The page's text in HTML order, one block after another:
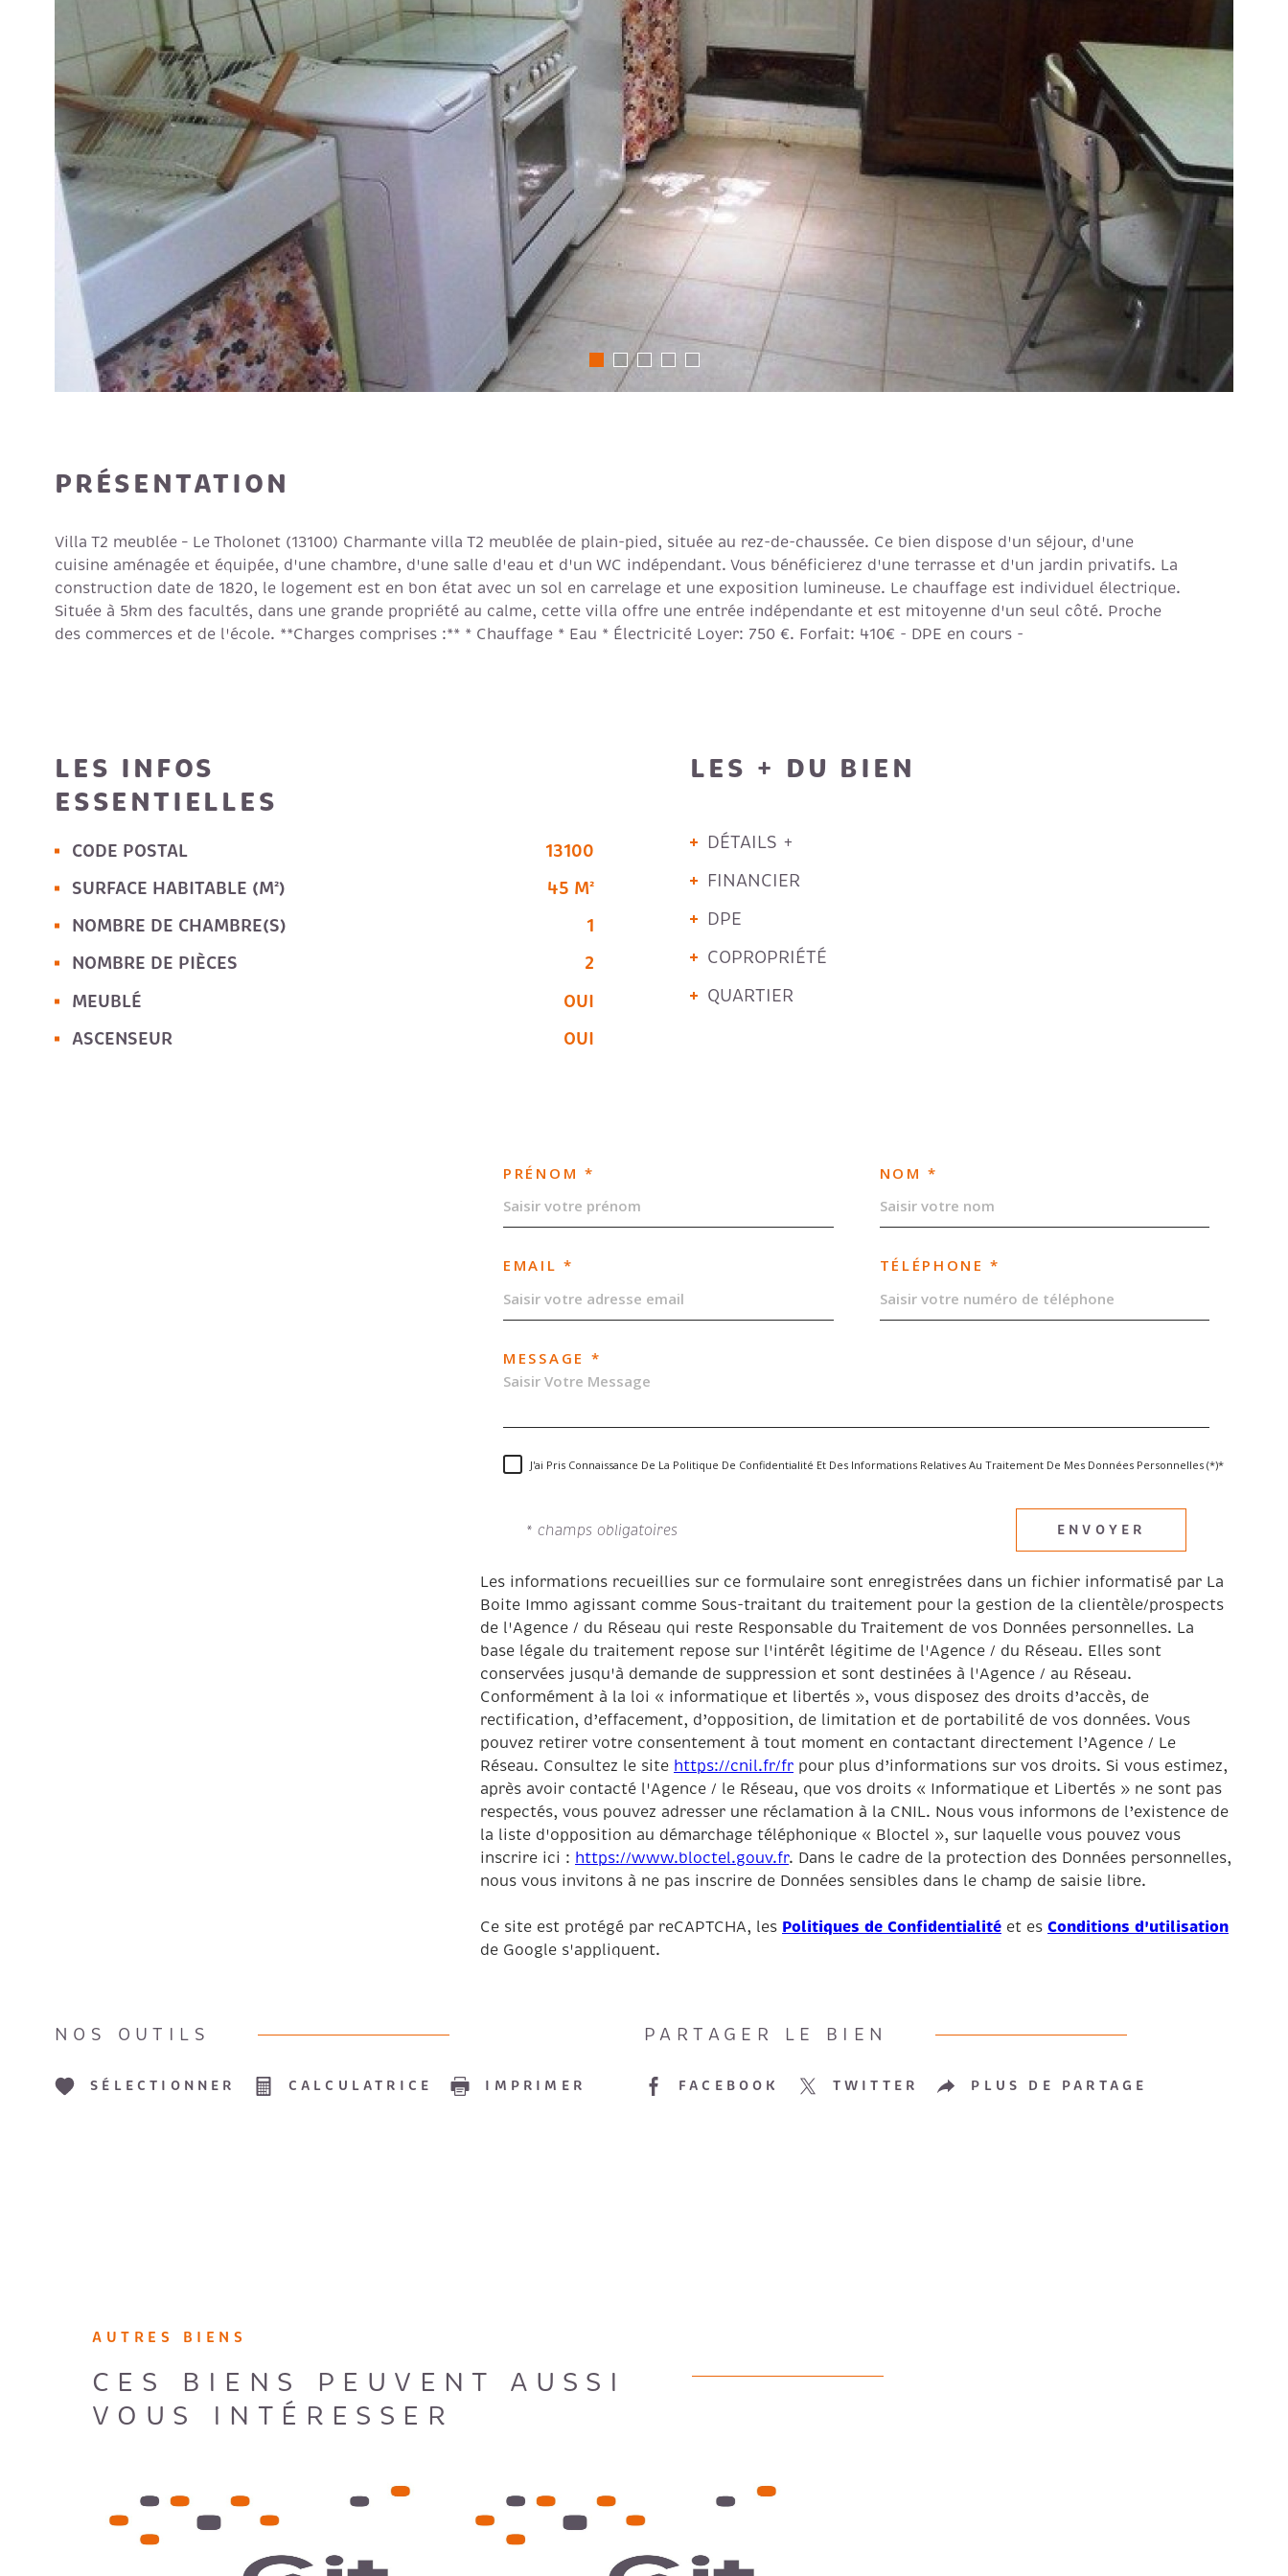
PRÉSENTATION
Villa T2 meublée – Le Tholonet (13100) Charmante villa T2 meublée de plain-pied, située au rez-de-chaussée. Ce bien dispose d'un séjour, d'une
cuisine aménagée et équipée, d'une chambre, d'une salle d'eau et d'un WC indépendant. Vous bénéficierez d'une terrasse et d'un jardin privatifs. La
construction date de 1820, le logement est en bon état avec un sol en carrelage et une exposition lumineuse. Le chauffage est individuel électrique.
Située à 5km des facultés, dans une grande propriété au calme, cette villa offre une entrée indépendante et est mitoyenne d'un seul côté. Proche
des commerces et de l'école. **Charges comprises :** * Chauffage * Eau * Électricité Loyer: 750 €. Forfait: 410€ - DPE en cours -
LES INFOS
ESSENTIELLES
Caractérisque Valeurs
CODE POSTAL
13100
SURFACE HABITABLE (M²)
45 M²
NOMBRE DE CHAMBRE(S)
1
NOMBRE DE PIÈCES
2
MEUBLÉ
OUI
ASCENSEUR
OUI
LES + DU BIEN
DÉTAILS +
FINANCIER
DPE
COPROPRIÉTÉ
QUARTIER
PRÉNOM * NOM *
EMAIL * TÉLÉPHONE *
MESSAGE *
J'ai Pris Connaissance De La Politique De Confidentialité Et Des Informations Relatives Au Traitement De Mes Données Personnelles (*)*
* champs obligatoires ENVOYER
Les informations recueillies sur ce formulaire sont enregistrées dans un fichier informatisé par La
Boite Immo agissant comme Sous-traitant du traitement pour la gestion de la clientèle/prospects
de l'Agence / du Réseau qui reste Responsable du Traitement de vos Données personnelles. La
base légale du traitement repose sur l'intérêt légitime de l'Agence / du Réseau. Elles sont
conservées jusqu'à demande de suppression et sont destinées à l'Agence / au Réseau.
Conformément à la loi « informatique et libertés », vous disposez des droits d’accès, de
rectification, d’effacement, d’opposition, de limitation et de portabilité de vos données. Vous
pouvez retirer votre consentement à tout moment en contactant directement l’Agence / Le
Réseau. Consultez le site https://cnil.fr/fr pour plus d’informations sur vos droits. Si vous estimez,
après avoir contacté l'Agence / le Réseau, que vos droits « Informatique et Libertés » ne sont pas
respectés, vous pouvez adresser une réclamation à la CNIL. Nous vous informons de l’existence de
la liste d'opposition au démarchage téléphonique « Bloctel », sur laquelle vous pouvez vous
inscrire ici : https://www.bloctel.gouv.fr. Dans le cadre de la protection des Données personnelles,
nous vous invitons à ne pas inscrire de Données sensibles dans le champ de saisie libre.
Ce site est protégé par reCAPTCHA, les Politiques de Confidentialité et es Conditions d'utilisation
de Google s'appliquent.
NOS OUTILS
SÉLECTIONNER CALCULATRICE IMPRIMER
PARTAGER LE BIEN
FACEBOOK TWITTER PLUS DE PARTAGE
AUTRES BIENS
CES BIENS PEUVENT AUSSI
VOUS INTÉRESSER
VOIR LE BIEN VOIR LE BIEN